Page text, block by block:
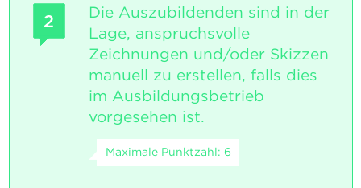
2
Die Auszubildenden sind in der
Lage, anspruchsvolle
Zeichnungen und/oder Skizzen
manuell zu erstellen, falls dies
im Ausbildungsbetrieb
vorgesehen ist.
Maximale Punktzahl: 6